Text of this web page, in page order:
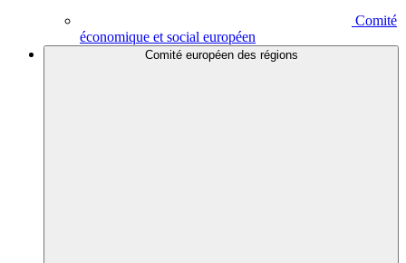
Comité
économique et social européen
Comité européen des régions